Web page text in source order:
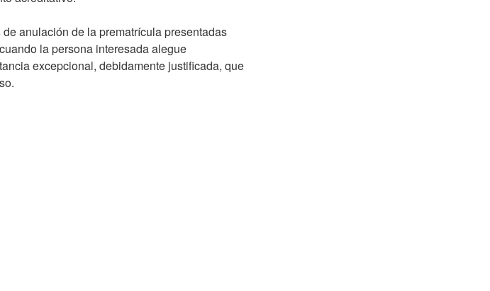
anulación de la prematrícula presentadas
la persona interesada alegue
excepcional, debidamente justificada, que